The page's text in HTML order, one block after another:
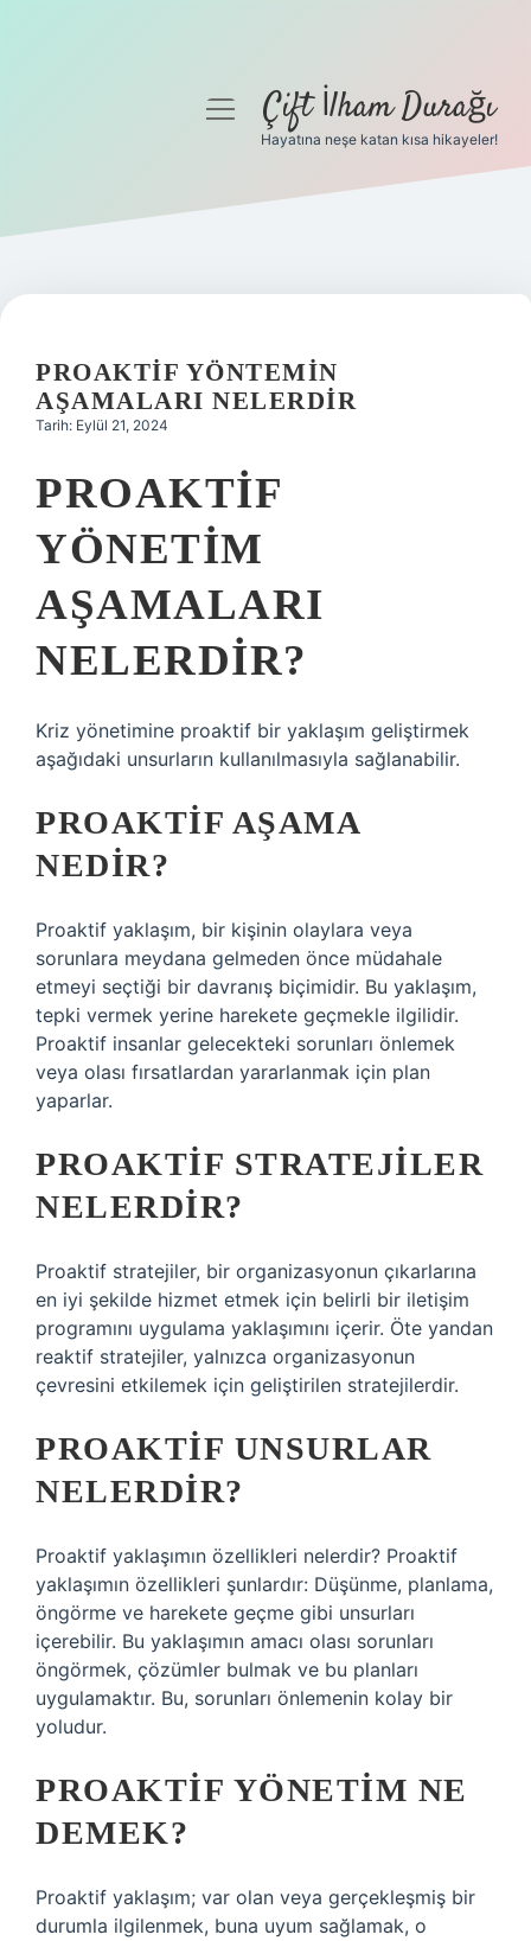
Gizlilik Politikası
Yasal Uyarı
menüyüÇift İlham Durağı
Hayatına neşe katan kısa hikayeler!
PROAKTIF YÖNTEMIN
AŞAMALARI NELERDIR
Tarih: Eylül 21, 2024
PROAKTIF
YÖNETIM
AŞAMALARI
NELERDIR?
Kriz yönetimine proaktif bir yaklaşım geliştirmek
aşağıdaki unsurların kullanılmasıyla sağlanabilir.
PROAKTIF AŞAMA
NEDIR?
Proaktif yaklaşım, bir kişinin olaylara veya
sorunlara meydana gelmeden önce müdahale
etmeyi seçtiği bir davranış biçimidir. Bu yaklaşım,
tepki vermek yerine harekete geçmekle ilgilidir.
Proaktif insanlar gelecekteki sorunları önlemek
veya olası fırsatlardan yararlanmak için plan
yaparlar.
PROAKTIF STRATEJILER
NELERDIR?
Proaktif stratejiler, bir organizasyonun çıkarlarına
en iyi şekilde hizmet etmek için belirli bir iletişim
programını uygulama yaklaşımını içerir. Öte yandan
reaktif stratejiler, yalnızca organizasyonun
çevresini etkilemek için geliştirilen stratejilerdir.
PROAKTIF UNSURLAR
NELERDIR?
Proaktif yaklaşımın özellikleri nelerdir? Proaktif
yaklaşımın özellikleri şunlardır: Düşünme, planlama,
öngörme ve harekete geçme gibi unsurları
içerebilir. Bu yaklaşımın amacı olası sorunları
öngörmek, çözümler bulmak ve bu planları
uygulamaktır. Bu, sorunları önlemenin kolay bir
yoludur.
PROAKTIF YÖNETIM NE
DEMEK?
Proaktif yaklaşım; var olan veya gerçekleşmiş bir
durumla ilgilenmek, buna uyum sağlamak, o